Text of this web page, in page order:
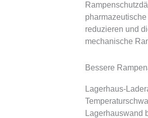
reduzieren und
mechanische
Bessere
Lagerhaus-
Lagerhauswand